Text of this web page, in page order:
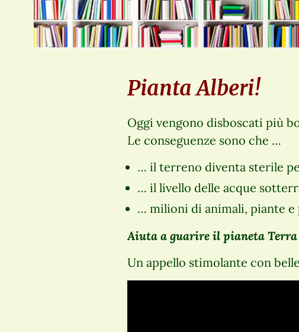
Pianta Alberi!
Oggi vengono disboscati più
Le conseguenze sono che …
… il terreno diventa sterile
… il livello delle acque
… milioni di animali, piante
Aiuta a guarire il pianeta
Un appello stimolante con